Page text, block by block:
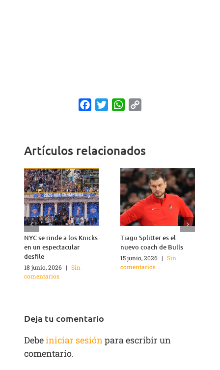
FacebookTwitterWhatsApp
Artículos relacionados
NYC se rinde a los Knicks
en un espectacular
desfile
18 junio, 2026 | Sin
comentarios
Tiago Splitter es el
nuevo coach de Bulls
15 junio, 2026 | Sin
comentarios
Deja tu comentario
Debeiniciar sesiónpara escribir un
comentario.